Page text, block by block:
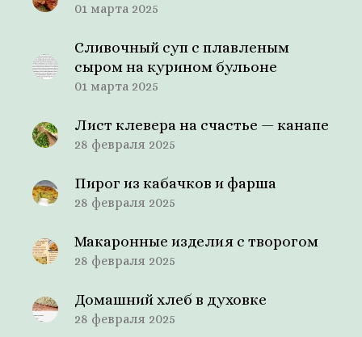
01 марта 2025
Сливочный суп с плавленым
сыром на курином бульоне
01 марта 2025
Лист клевера на счастье — канапе
28 февраля 2025
Пирог из кабачков и фарша
28 февраля 2025
Макаронные изделия с творогом
28 февраля 2025
Домашний хлеб в духовке
28 февраля 2025